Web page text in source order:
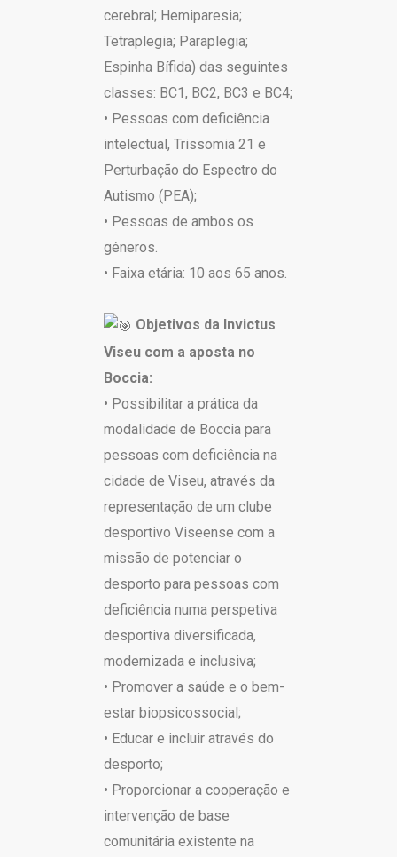
cerebral; Hemiparesia;
Tetraplegia; Paraplegia;
Espinha Bífida) das seguintes
classes: BC1, BC2, BC3 e BC4;
• Pessoas com deficiência
intelectual, Trissomia 21 e
Perturbação do Espectro do
Autismo (PEA);
• Pessoas de ambos os
géneros.
• Faixa etária: 10 aos 65 anos.
Objetivos da Invictus
Viseu com a aposta no
Boccia:
• Possibilitar a prática da
modalidade de Boccia para
pessoas com deficiência na
cidade de Viseu, através da
representação de um clube
desportivo Viseense com a
missão de potenciar o
desporto para pessoas com
deficiência numa perspetiva
desportiva diversificada,
modernizada e inclusiva;
• Promover a saúde e o bem-
estar biopsicossocial;
• Educar e incluir através do
desporto;
• Proporcionar a cooperação e
intervenção de base
comunitária existente na